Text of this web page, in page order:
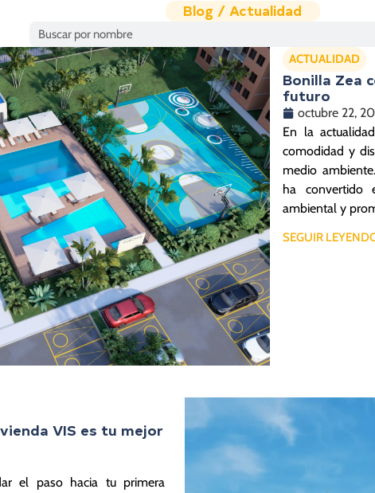
Blog / Actualidad
ACTUALIDAD
Bonilla Zea
futuro
octubre 22,
En la
comodidad y
medio
ha convertido
ambiental y
SEGUIR
VIS es tu mejor
el paso hacia tu primera